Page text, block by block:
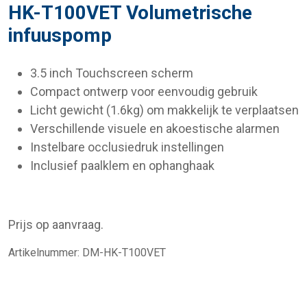
HK-T100VET Volumetrische
infuuspomp
3.5 inch Touchscreen scherm
Compact ontwerp voor eenvoudig gebruik
Licht gewicht (1.6kg) om makkelijk te verplaatsen
Verschillende visuele en akoestische alarmen
Instelbare occlusiedruk instellingen
Inclusief paalklem en ophanghaak
Prijs op aanvraag.
Artikelnummer: DM-HK-T100VET